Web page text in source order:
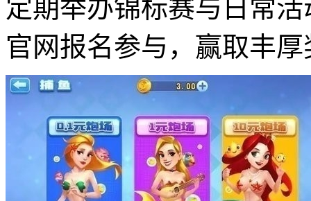
定期举办锦标赛与日常
官网报名参与，赢取丰